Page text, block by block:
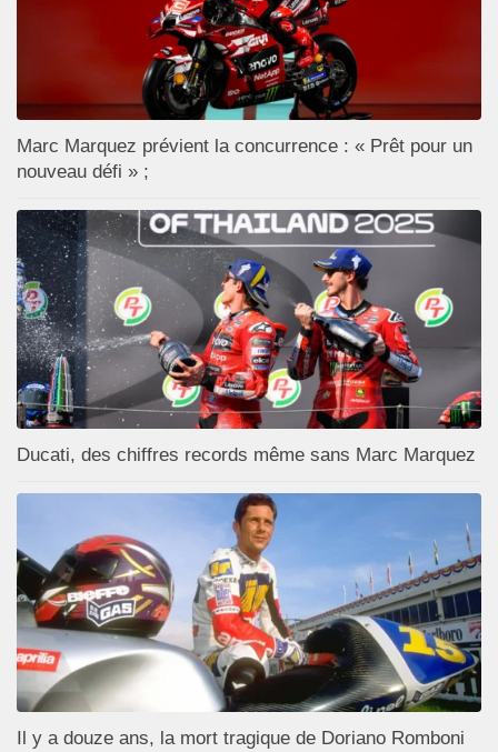
Marc Marquez prévient la concurrence : « Prêt pour un
nouveau défi » ;
Ducati, des chiffres records même sans Marc Marquez
Il y a douze ans, la mort tragique de Doriano Romboni